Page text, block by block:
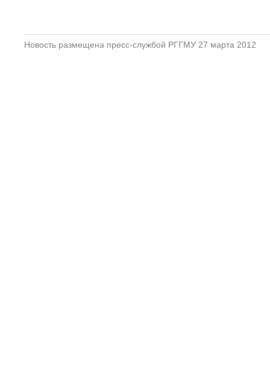
Новость размещена пресс-службой РГГМУ 27 марта 2012